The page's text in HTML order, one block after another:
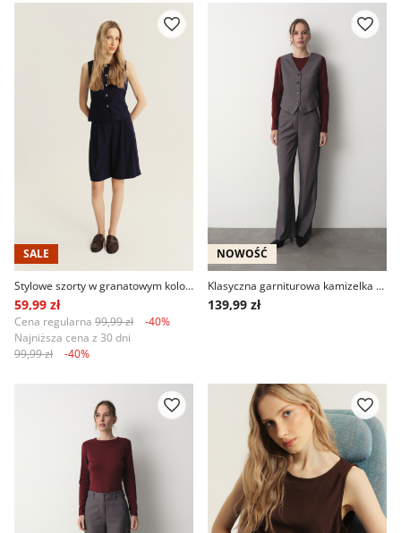
SALE
Stylowe szorty w granatowym kolorze
59,99 zł
Cena regularna 99,99 zł
-40%
Najniższa cena z 30 dni
99,99 zł
-40%
NOWOŚĆ
Klasyczna garniturowa kamizelka w antracytowym kolorze
139,99 zł